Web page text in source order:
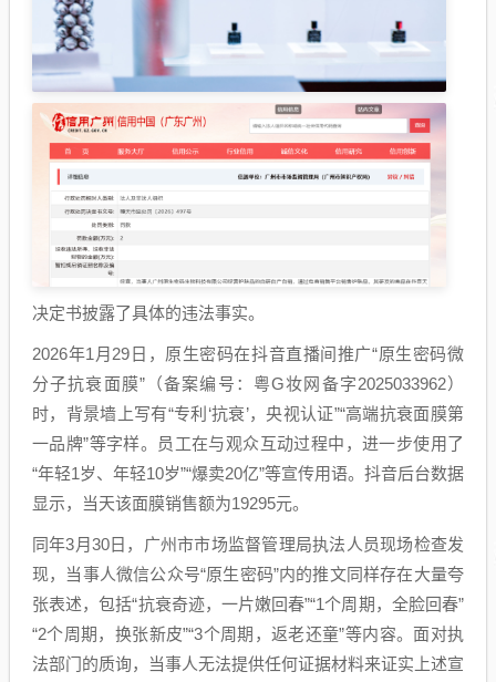
决定书披露了具体的违法事实。
2026年1月29日，原生密码在抖音直播间推广“原生密码微
分子抗衰面膜”（备案编号：粤G妆网备字2025033962）
时，背景墙上写有“专利‘抗衰’，央视认证”“高端抗衰面膜第
一品牌”等字样。员工在与观众互动过程中，进一步使用了
“年轻1岁、年轻10岁”“爆卖20亿”等宣传用语。抖音后台数据
显示，当天该面膜销售额为19295元。
同年3月30日，广州市市场监督管理局执法人员现场检查发
现，当事人微信公众号“原生密码”内的推文同样存在大量夸
张表述，包括“抗衰奇迹，一片嫩回春”“1个周期，全脸回春”
“2个周期，换张新皮”“3个周期，返老还童”等内容。面对执
法部门的质询，当事人无法提供任何证据材料来证实上述宣